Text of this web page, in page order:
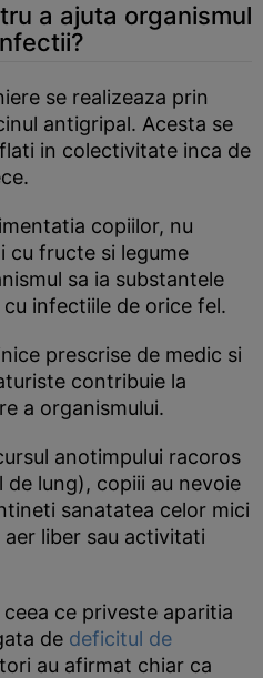
a ajuta organismul
se realizeaza prin
antigripal. Acesta se
in colectivitate inca de
copiilor, nu
cu fructe si legume
sa ia substantele
infectiile de orice fel.
prescrise de medic si
contribuie la
a organismului.
anotimpului racoros
lung), copiii au nevoie
sanatatea celor mici
liber sau activitati
ce priveste aparitia
de deficitul de
au afirmat chiar ca